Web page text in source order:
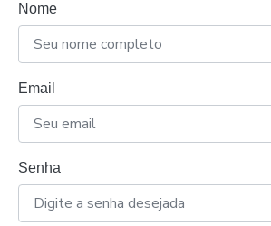
Nome
Email
Senha